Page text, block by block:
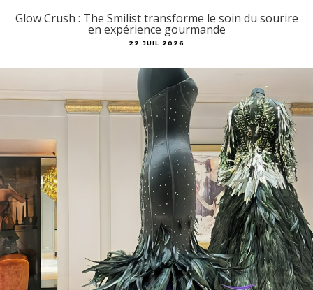
Glow Crush : The Smilist transforme le soin du sourire
en expérience gourmande
22 JUIL 2026